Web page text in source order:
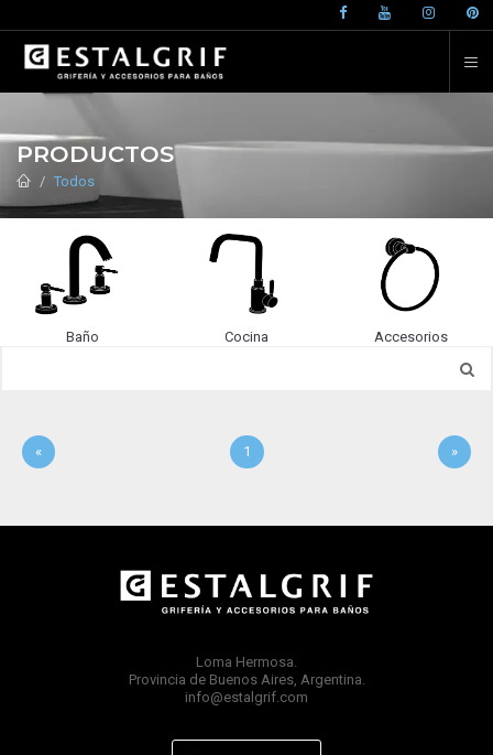
PRODUCTOS
Todos
Baño Cocina Accesorios
« 1 »
Loma Hermosa.
Provincia de Buenos Aires, Argentina.
info@estalgrif.com